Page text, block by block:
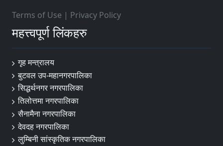
Terms of Use | Privacy Policy
महत्त्वपूर्ण लिंकहरु
गृह मन्त्रालय
बुटवल उप-महानगरपालिका
सिद्धर्थनगर नगरपालिका
तिलोत्तमा नगरपालिका
सैनामैना नगरपालिका
देवदह नगरपालिका
लुम्बिनी सांस्कृतिक नगरपालिका